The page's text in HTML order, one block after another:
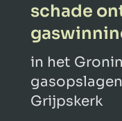
schade
in het
Grijpskerk